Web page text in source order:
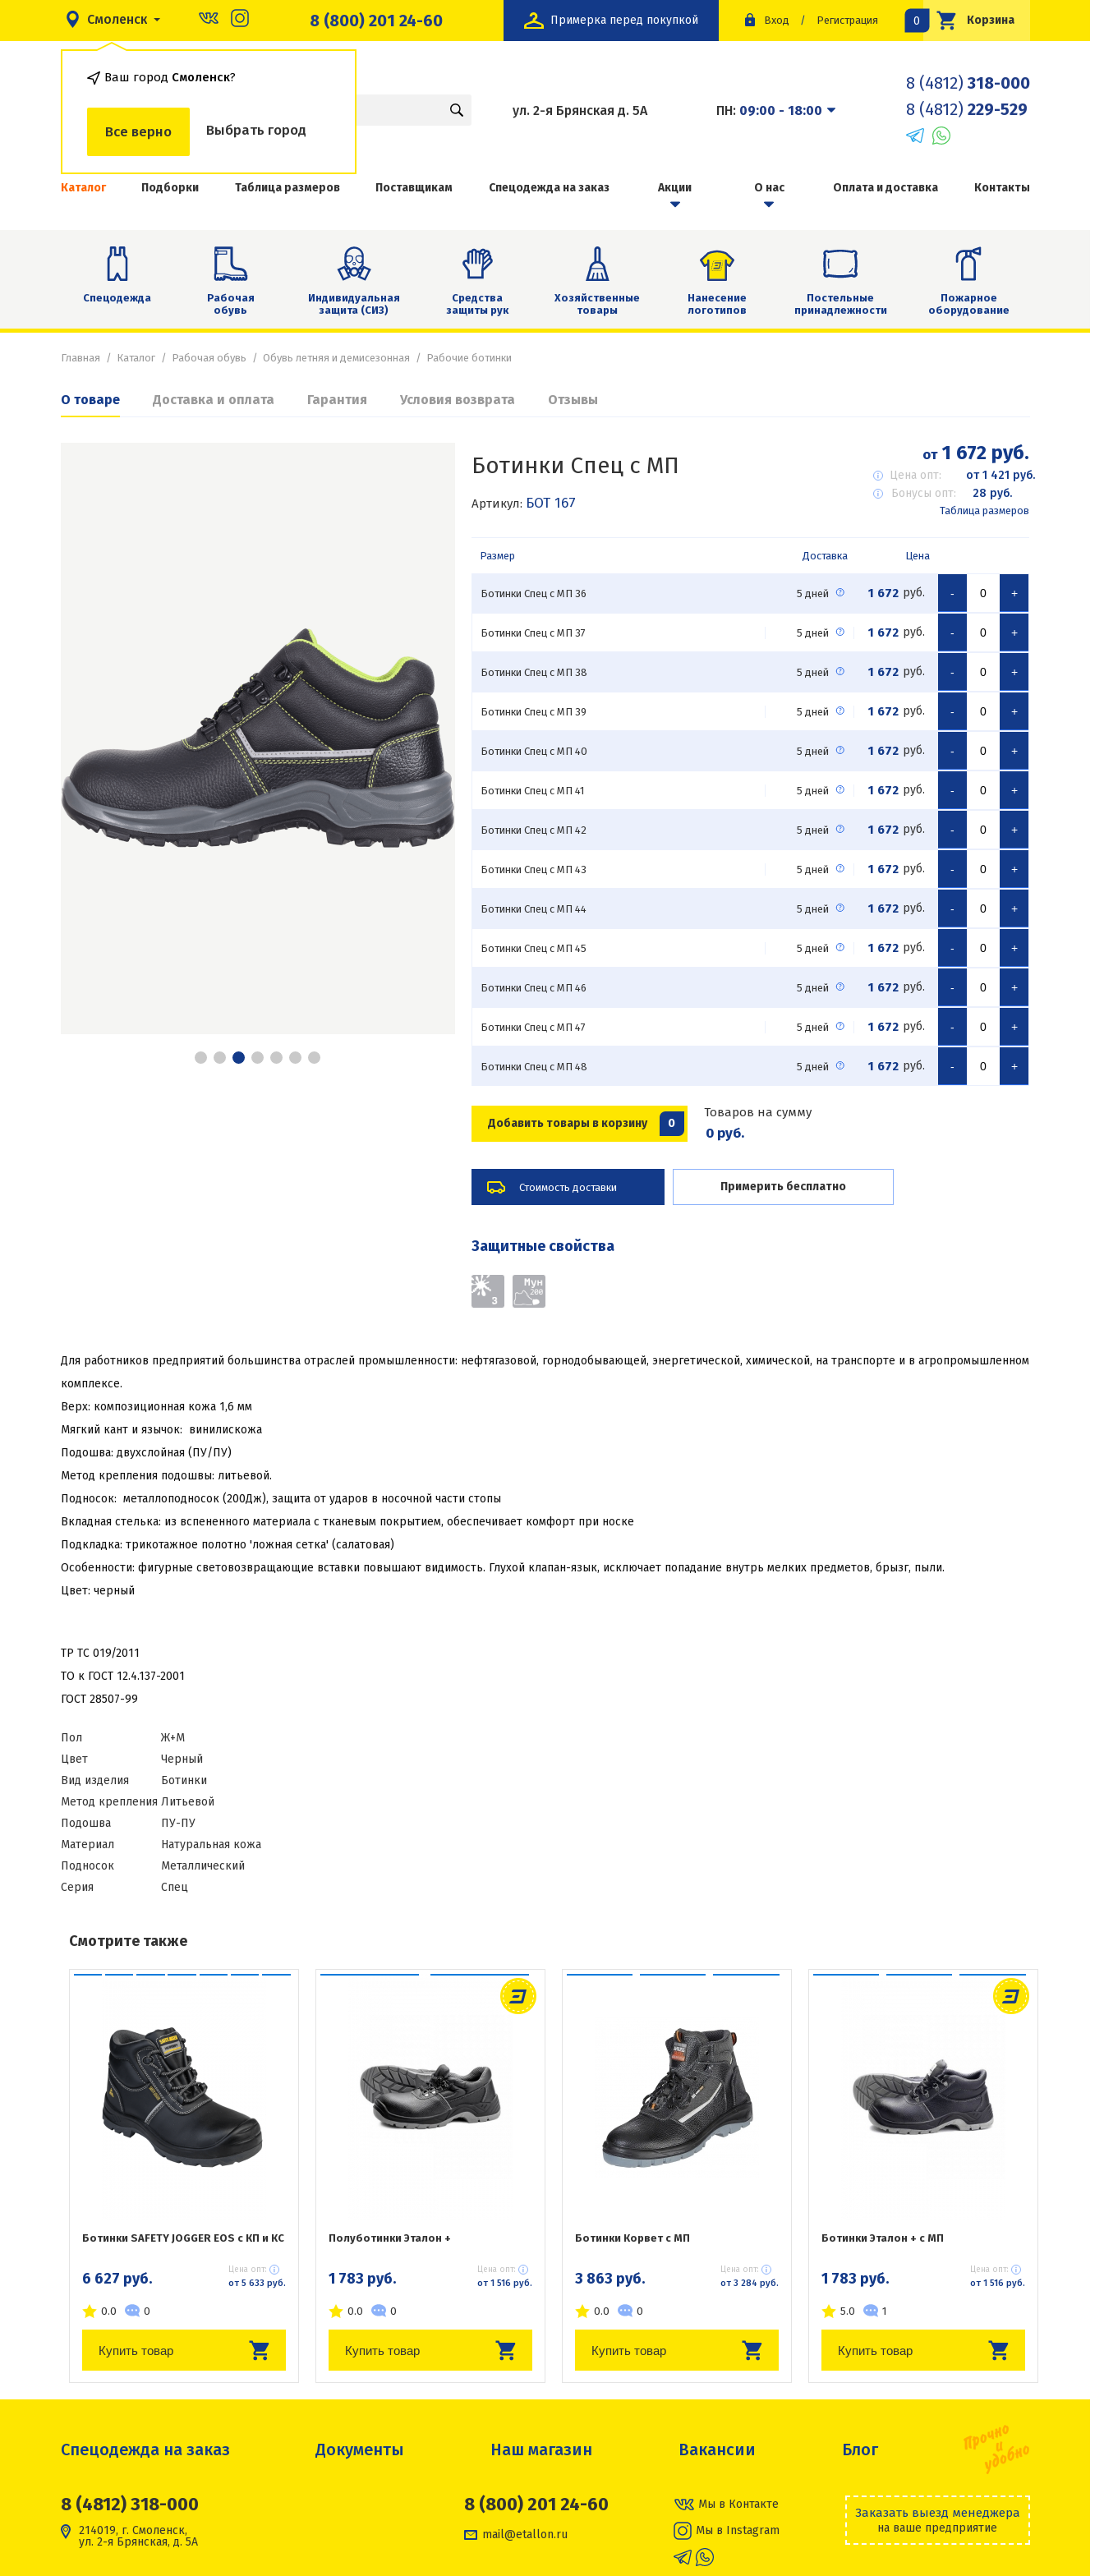
Смоленск
Ваш город Смоленск?
Все верно Выбрать город
8 (800) 201 24-60 Примерка перед покупкой Вход / Регистрация Корзина
0
ул. 2-я Брянская д. 5А ПН: 09:00 - 18:00
8 (4812) 318-000
8 (4812) 229-529
Каталог Подборки Таблица размеров Поставщикам Спецодежда на заказ Акции О нас Оплата и доставка Контакты
Спецодежда
Рабочая
обувь
Индивидуальная
защита (СИЗ)
Средства
защиты рук
Хозяйственные
товары
Нанесение
логотипов
Постельные
принадлежности
Пожарное
оборудование
Главная Каталог Рабочая обувь Обувь летняя и демисезонная Рабочие ботинки
О товаре Доставка и оплата Гарантия Условия возврата Отзывы
Ботинки Спец с МП
Артикул: БОТ 167
от1 672 руб.
Цена опт:
от 1 421 руб.
Бонусы опт:
28 руб.
Таблица размеров
Размер Доставка Цена
Ботинки Спец с МП 36 5 дней 1 672 руб. - +
Ботинки Спец с МП 37 5 дней 1 672 руб. - +
Ботинки Спец с МП 38 5 дней 1 672 руб. - +
Ботинки Спец с МП 39 5 дней 1 672 руб. - +
Ботинки Спец с МП 40 5 дней 1 672 руб. - +
Ботинки Спец с МП 41 5 дней 1 672 руб. - +
Ботинки Спец с МП 42 5 дней 1 672 руб. - +
Ботинки Спец с МП 43 5 дней 1 672 руб. - +
Ботинки Спец с МП 44 5 дней 1 672 руб. - +
Ботинки Спец с МП 45 5 дней 1 672 руб. - +
Ботинки Спец с МП 46 5 дней 1 672 руб. - +
Ботинки Спец с МП 47 5 дней 1 672 руб. - +
Ботинки Спец с МП 48 5 дней 1 672 руб. - +
Добавить товары в корзину 0
Товаров на сумму
0 руб.
Стоимость доставки Примерить бесплатно
Защитные свойства
Для работников предприятий большинства отраслей промышленности: нефтягазовой, горнодобывающей, энергетической, химической, на транспорте и в агропромышленном
комплексе.
Верх: композиционная кожа 1,6 мм
Мягкий кант и язычок: винилискожа
Подошва: двухслойная (ПУ/ПУ)
Метод крепления подошвы: литьевой.
Подносок: металлоподносок (200Дж), защита от ударов в носочной части стопы
Вкладная стелька: из вспененного материала с тканевым покрытием, обеспечивает комфорт при носке
Подкладка: трикотажное полотно 'ложная сетка' (салатовая)
Особенности: фигурные световозвращающие вставки повышают видимость. Глухой клапан-язык, исключает попадание внутрь мелких предметов, брызг, пыли.
Цвет: черный
ТР ТС 019/2011
ТО к ГОСТ 12.4.137-2001
ГОСТ 28507-99
Пол
Ж+М
Цвет
Черный
Вид изделия
Ботинки
Метод крепления Литьевой
Подошва
ПУ-ПУ
Материал
Натуральная кожа
Подносок
Металлический
Серия
Спец
Смотрите также
Ботинки SAFETY JOGGER EOS с КП и КС
6 627 руб. Цена опт:
от 5 633 руб.
0.0 0
Купить товар
Полуботинки Эталон +
1 783 руб. Цена опт:
от 1 516 руб.
0.0 0
Купить товар
Ботинки Корвет с МП
3 863 руб. Цена опт:
от 3 284 руб.
0.0 0
Купить товар
Ботинки Эталон + с МП
1 783 руб. Цена опт:
от 1 516 руб.
5.0 1
Купить товар
Спецодежда на заказ Документы Наш магазин Вакансии Блог
8 (4812) 318-000
214019, г. Смоленск,
ул. 2-я Брянская, д. 5А
8 (800) 201 24-60
mail@etallon.ru
Мы в Контакте
Мы в Instagram
Заказать выезд менеджера
на ваше предприятие